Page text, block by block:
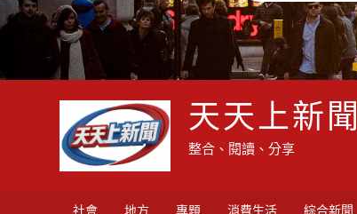
天天上新聞
整合、閱讀、分享
社會 地方 專題 消費生活 綜合新聞